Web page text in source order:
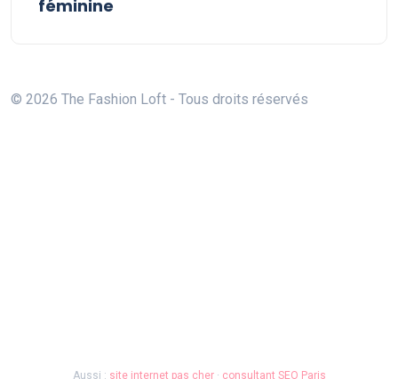
féminine
© 2026 The Fashion Loft - Tous droits réservés
Aussi : site internet pas cher· consultant SEO Paris